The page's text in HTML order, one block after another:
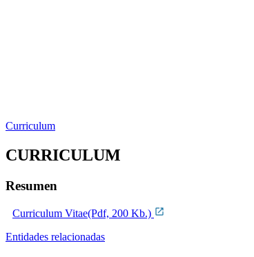
Curriculum
CURRICULUM
Resumen
Curriculum Vitae(Pdf, 200 Kb.)
Entidades relacionadas